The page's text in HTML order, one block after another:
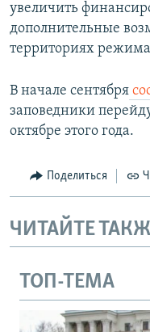
увеличить
дополнительные
территориях
В начале сентября
заповедники
октябре этого года.
Поделиться
ЧИТАЙТЕ
ТОП-ТЕМА